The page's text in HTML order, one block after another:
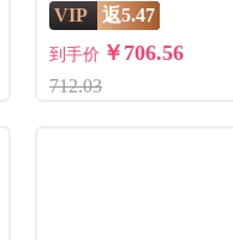
VIP 返5.47
到手价 ￥706.56
712.03